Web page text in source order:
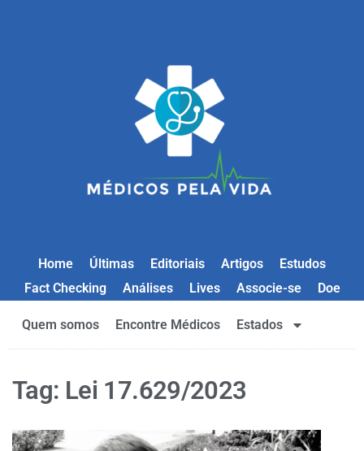
Home Últimas Editoriais Artigos
Estudos
Fact Checking
Análises Lives Associe-se Doe
Quem somos Encontre Médicos Estados
Tag: Lei 17.629/2023